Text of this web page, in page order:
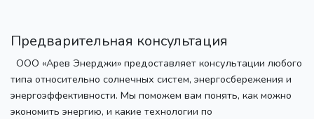
Предварительная консультация
ООО «Арев Энерджи» предоставляет консультации любого
типа относительно солнечных систем, энергосбережения и
энергоэффективности. Мы поможем вам понять, как можно
экономить энергию, и какие технологии по